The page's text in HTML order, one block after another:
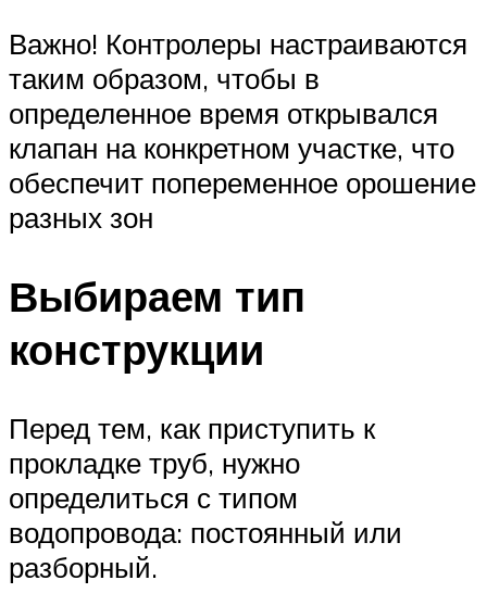
Важно! Контролеры настраиваются
таким образом, чтобы в
определенное время открывался
клапан на конкретном участке, что
обеспечит попеременное орошение
разных зон
Выбираем тип
конструкции
Перед тем, как приступить к
прокладке труб, нужно
определиться с типом
водопровода: постоянный или
разборный.